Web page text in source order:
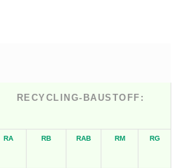
RECYCLING-BAUSTOFF:
RA RB RAB RM RG